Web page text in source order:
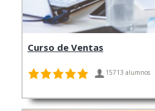
Curso de Ventas
15713 alumnos